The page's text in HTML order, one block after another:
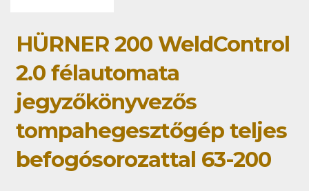
HÜRNER 200 WeldControl
2.0 félautomata
jegyzőkönyvezős
tompahegesztőgép teljes
befogósorozattal 63-200